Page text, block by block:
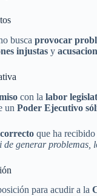
busca provocar
injustas y
con la labor
un Poder Ejecutivo
correcto que ha
generar
para acudir a la